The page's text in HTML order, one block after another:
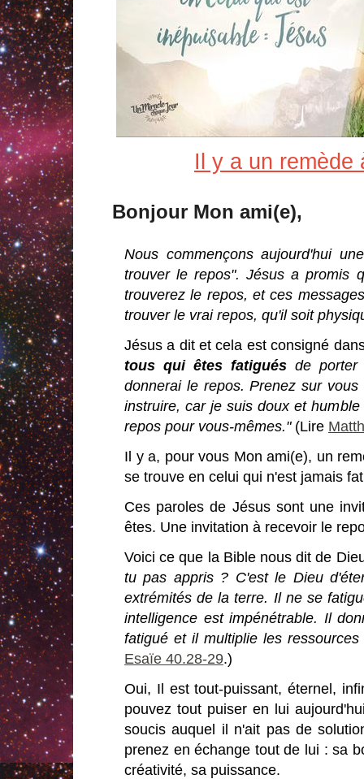
Il y a un remède
Bonjour Mon ami(e),
Nous commençons aujourd'hui
trouver le repos". Jésus a promis
trouverez le repos, et ces
trouver le vrai repos, qu'il soit
Jésus a dit et cela est consigné
tous qui êtes fatiguésde porter
donnerai le repos. Prenez sur
instruire, car je suis doux et
repos pour vous-mêmes." (Lire
Il y a, pour vous Mon ami(e), un
se trouve en celui qui n'est jamais
Ces paroles de Jésus sont une
êtes. Une invitation à recevoir le
Voici ce que la Bible nous dit de
tu pas appris ? C'est le Dieu
extrémités de la terre. Il ne se
intelligence est impénétrable. Il
fatigué et il multiplie les
Esaïe 40.28-29.)
Oui, Il est tout-puissant, éternel,
pouvez tout puiser en lui
soucis auquel il n'ait pas de
prenez en échange tout de lui : sa
créativité, sa puissance.